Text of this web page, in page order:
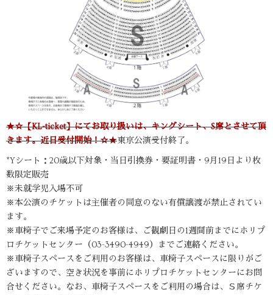
★☆【KL-ticket】にてお取り扱いは、キングシート、S席とさせて頂
きます。近日受付開始！☆★東京公演受付終了。
*Yシート：20歳以下対象・当日引換券・要証明書・9月19日より枚
数限定販売
※未就学児入場不可
※本公演のチケットは主催者の同意のない有償譲渡が禁止されてい
ます。
※車椅子でご来場予定のお客様は、ご観劇日の1週間前までにホリプ
ロチケットセンター（03-3490-4949）までご連絡ください。
※車椅子スペースをご利用のお客様は、車椅子スペースに限りがご
ざいますので、空き状況を事前にホリプロチケットセンターにお問
合せください。なお、車椅子スペースをご利用の場合は、Ｓ席チケ